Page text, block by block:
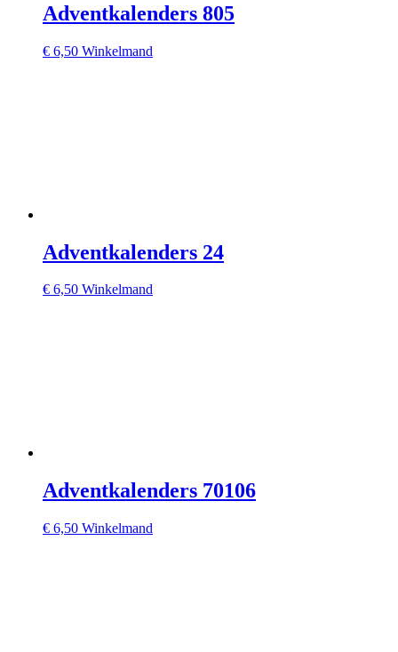
Adventkalenders 805
€ 6,50 Winkelmand
Adventkalenders 24
€ 6,50 Winkelmand
Adventkalenders 70106
€ 6,50 Winkelmand